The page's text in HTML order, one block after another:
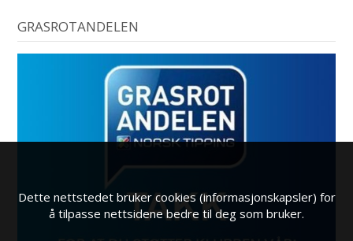
GRASROTANDELEN
Dette nettstedet bruker cookies (informasjonskapsler) for
å tilpasse nettsidene bedre til deg som bruker.